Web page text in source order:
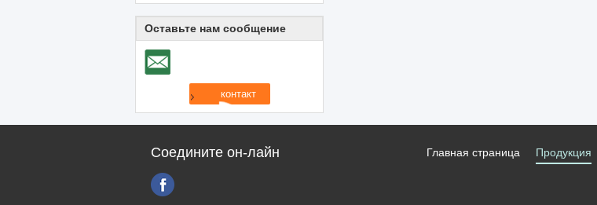
Оставьте нам сообщение
Соедините он-лайн Продукция
Главная страница